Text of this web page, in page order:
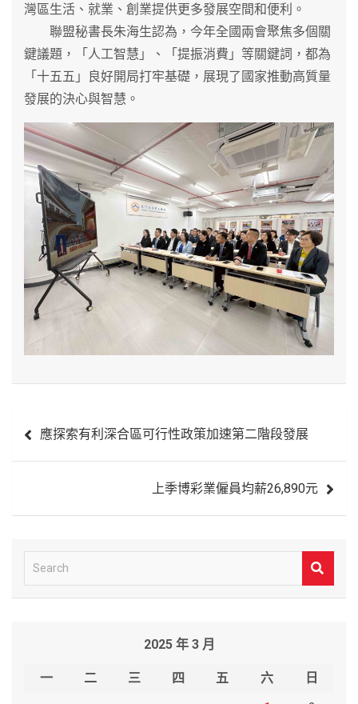
灣區生活、就業、創業提供更多發展空間和便利。
聯盟秘書長朱海生認為，今年全國兩會聚焦多個關
鍵議題，「人工智慧」、「提振消費」等關鍵詞，都為
「十五五」良好開局打牢基礎，展現了國家推動高質量
發展的決心與智慧。
章
應探索有利深合區可行性政策加速第二階段發展
上季博彩業僱員均薪26,890元
e
2025 年 3 月
一 二 三 四 五 六
日